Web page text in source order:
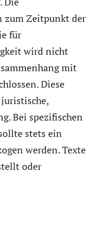
zum Zeitpunkt der
für
wird nicht
mit
Diese
Bei spezifischen
stets ein
werden. Texte
oder